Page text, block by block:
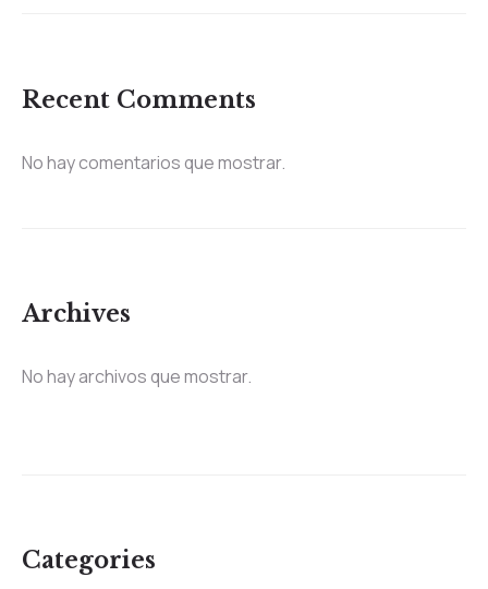
Recent Comments
No hay comentarios que mostrar.
Archives
No hay archivos que mostrar.
Categories